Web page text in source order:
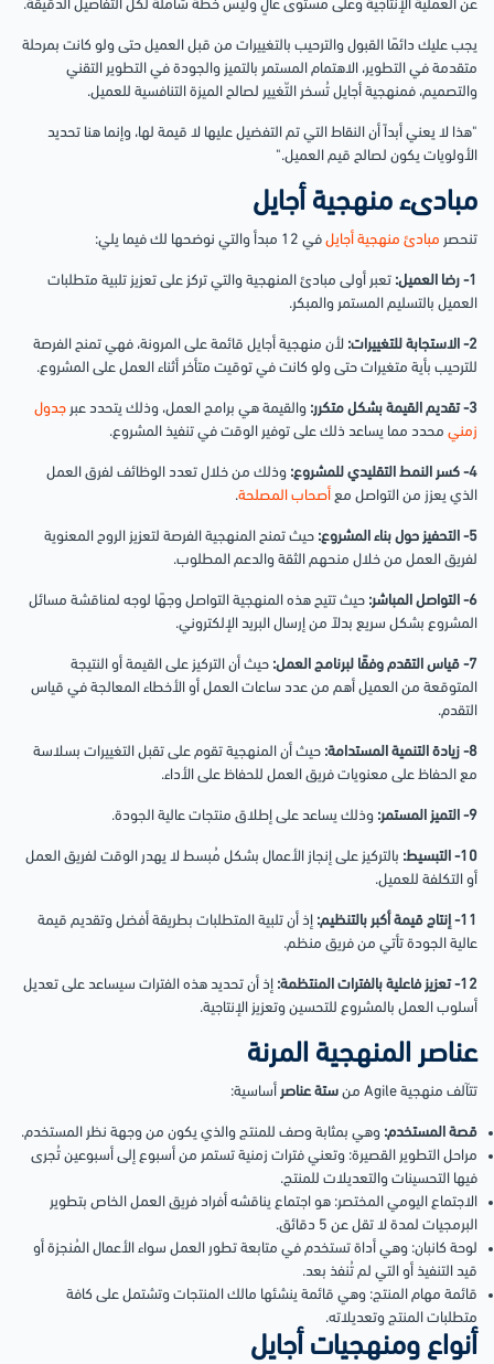
عن العملية الإنتاجية وعلى مستوى عالٍ وليس خطة شاملة لكل التفاصيل الدقيقة.
يجب عليك دائمًا القبول والترحيب بالتغييرات من قبل العميل حتى ولو كانت بمرحلة
متقدمة في التطوير، الاهتمام المستمر بالتميز والجودة في التطوير التقني
والتصميم، فمنهجية أجايل تُسخر التّغيير لصالح الميزة التنافسية للعميل.
"هذا لا يعني أبداً أن النقاط التي تم التفضيل عليها لا قيمة لها، وإنما هنا تحديد
الأولويات يكون لصالح قيم العميل."
مبادىء منهجية أجايل
تنحصر مبادئ منهجية أجايل في 12 مبدأ والتي نوضحها لك فيما يلي:
1- رضا العميل:
تعبر أولى مبادئ المنهجية والتي تركز على تعزيز تلبية متطلبات
العميل بالتسليم المستمر والمبكر.
2- الاستجابة للتغييرات:
لأن منهجية أجايل قائمة على المرونة، فهي تمنح الفرصة
للترحيب بأية متغيرات حتى ولو كانت في توقيت متأخر أثناء العمل على المشروع.
3- تقديم القيمة بشكل متكرر: والقيمة هي برامج العمل، وذلك يتحدد عبر جدول
زمني محدد مما يساعد ذلك على توفير الوقت في تنفيذ المشروع.
4- كسر النمط التقليدي للمشروع:
وذلك من خلال تعدد الوظائف لفرق العمل
الذي يعزز من التواصل مع أصحاب المصلحة.
5- التحفيز حول بناء المشروع:
حيث تمنح المنهجية الفرصة لتعزيز الروح المعنوية
لفريق العمل من خلال منحهم الثقة والدعم المطلوب.
6- التواصل المباشر:
حيث تتيح هذه المنهجية التواصل وجهًا لوجه لمناقشة مسائل
المشروع بشكل سريع بدلاً من إرسال البريد الإلكتروني.
7- قياس التقدم وفقًا لبرنامج العمل:
حيث أن التركيز على القيمة أو النتيجة
المتوقعة من العميل أهم من عدد ساعات العمل أو الأخطاء المعالجة في قياس
التقدم.
8- زيادة التنمية المستدامة:
حيث أن المنهجية تقوم على تقبل التغييرات بسلاسة
مع الحفاظ على معنويات فريق العمل للحفاظ على الأداء.
9- التميز المستمر: وذلك يساعد على إطلاق منتجات عالية الجودة.
10- التبسيط:
بالتركيز على إنجاز الأعمال بشكل مُبسط لا يهدر الوقت لفريق العمل
أو التكلفة للعميل.
11- إنتاج قيمة أكبر بالتنظيم:
إذ أن تلبية المتطلبات بطريقة أفضل وتقديم قيمة
عالية الجودة تأتي من فريق منظم.
12- تعزيز فاعلية بالفترات المنتظمة:
إذ أن تحديد هذه الفترات سيساعد على تعديل
أسلوب العمل بالمشروع للتحسين وتعزيز الإنتاجية.
عناصر المنهجية المرنة
تتآلف منهجية Agile من ستة عناصر أساسية:
قصة المستخدم: وهي بمثابة وصف للمنتج والذي يكون من وجهة نظر المستخدم.
مراحل التطوير القصيرة: وتعني فترات زمنية تستمر من أسبوع إلى أسبوعين تُجرى
فيها التحسينات والتعديلات للمنتج.
الاجتماع اليومي المختصر: هو اجتماع يناقشه أفراد فريق العمل الخاص بتطوير
البرمجيات لمدة لا تقل عن 5 دقائق.
لوحة كانبان: وهي أداة تستخدم في متابعة تطور العمل سواء الأعمال المُنجزة أو
قيد التنفيذ أو التي لم تُنفذ بعد.
قائمة مهام المنتج: وهي قائمة ينشئها مالك المنتجات وتشتمل على كافة
متطلبات المنتج وتعديلاته.
أنواع ومنهجيات أجايل